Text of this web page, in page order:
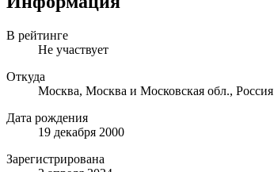
В рейтинге
Не участвует
Откуда
Москва, Москва и Московская обл., Россия
Дата рождения
19 декабря 2000
Зарегистрирована